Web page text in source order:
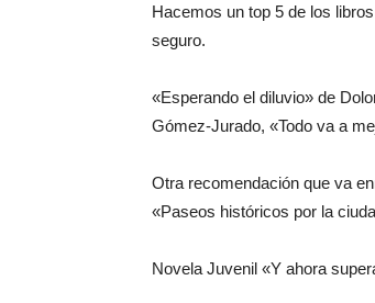
Hacemos un top 5 de los
seguro.
«Esperando el diluvio» de
Gómez-Jurado, «Todo va a
Otra recomendación que va
«Paseos históricos por la
Novela Juvenil «Y ahora